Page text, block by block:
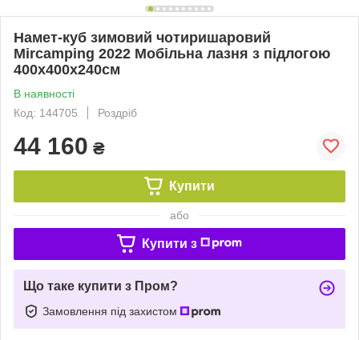
Намет-куб зимовий чотиришаровий
Mircamping 2022 Мобільна лазня з підлогою
400х400х240см
В наявності
Код: 144705
Роздріб
44 160 ₴
Купити
або
Купити з
Що таке купити з Пром?
Замовлення під захистом